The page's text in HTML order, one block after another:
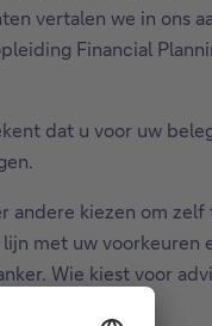
vertalen we in ons
Financial
dat u voor uw
kiezen om
met uw voorkeuren
Wie kiest voor
te beheren.